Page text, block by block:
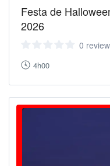
Festa de
2026
0 review
4h00